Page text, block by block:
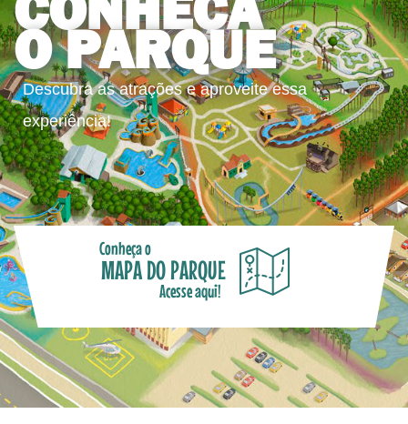
O PARQUE
Descubra as atrações e aproveite essa
experiência!
Conheça o
MAPA DO PARQUE
Acesse aqui!